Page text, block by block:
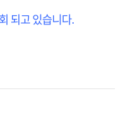
되고 있습니다.